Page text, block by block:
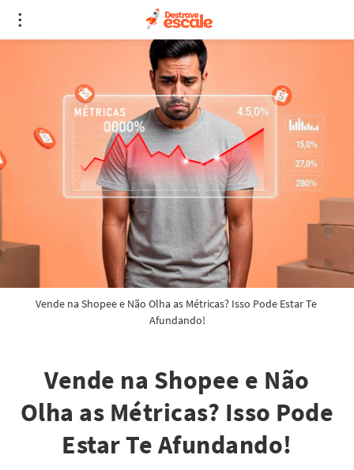
Vende na Shopee e Não Olha as Métricas? Isso Pode Estar Te
Afundando!
Vende na Shopee e Não
Olha as Métricas? Isso Pode
Estar Te Afundando!